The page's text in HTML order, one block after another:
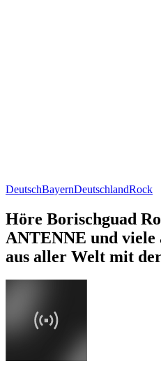
DeutschBayernDeutschlandRock
Höre Borischguad
ANTENNE und viele
aus aller Welt mit